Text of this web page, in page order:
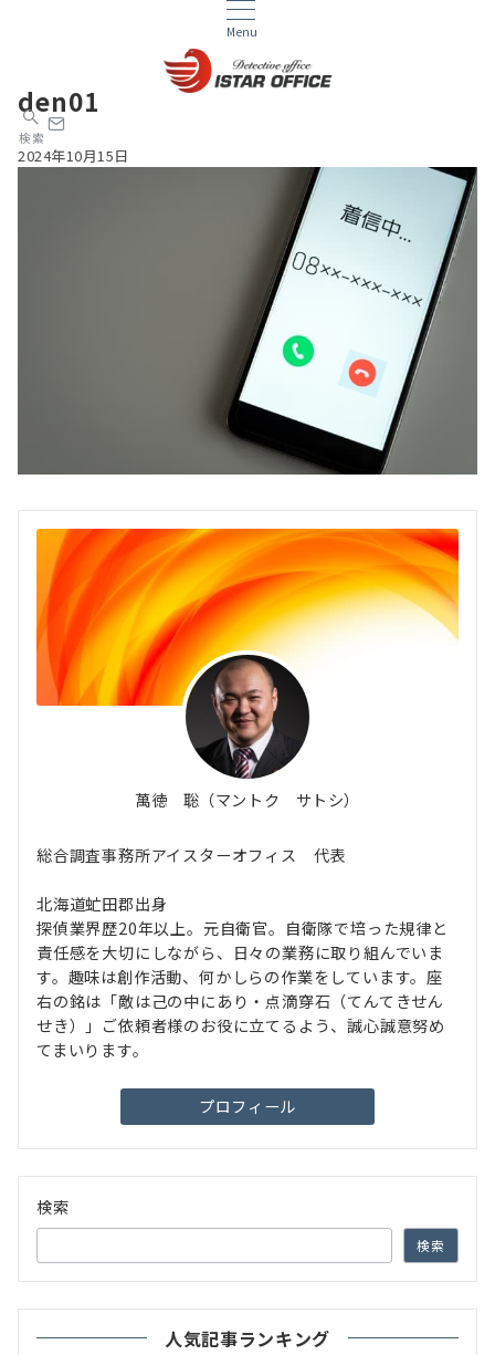
Menu
検索
den01
2024年10月15日
萬徳 聡（マントク サトシ）
総合調査事務所アイスターオフィス 代表
北海道虻田郡出身
探偵業界歴20年以上。元自衛官。自衛隊で培った規律と
責任感を大切にしながら、日々の業務に取り組んでいま
す。趣味は創作活動、何かしらの作業をしています。座
右の銘は「敵は己の中にあり・点滴穿石（てんてきせん
せき）」ご依頼者様のお役に立てるよう、誠心誠意努め
てまいります。
プロフィール
検索
検索
人気記事ランキング